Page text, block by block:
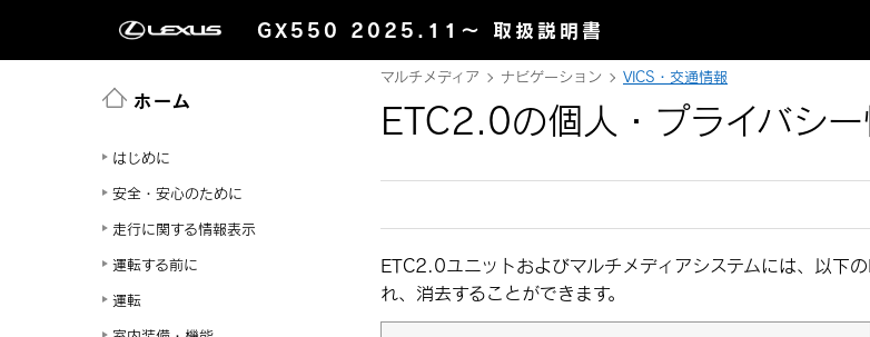
GX550 2025.11～ 取扱説明書
ホーム
はじめに
安全・安心のために
走行に関する情報表示
運転する前に
運転
マルチメディア ナビゲーション VICS・交通情報
ETC2.0の個人・プライバシ
ETC2.0ユニットおよびマルチメディアシステムには、以下
れ、消去することができます。